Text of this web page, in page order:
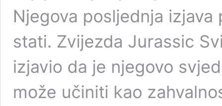
Njegova posljednja
stati. Zvijezda Jurassic
izjavio da je njegovo
može učiniti kao